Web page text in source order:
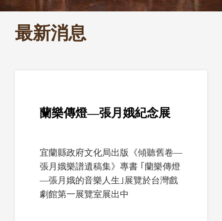
最新消息
蘭樂傳燈—張月娥紀念展
宜蘭縣政府文化局出版《傾聽舊卷—
張月娥樂譜遺稿集》專書 ｢蘭樂傳燈
—張月娥的音樂人生｣展覽於台灣戲
劇館第一展覽室展出中